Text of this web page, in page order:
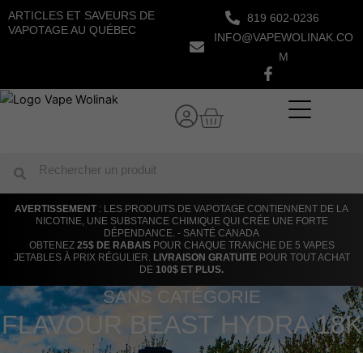
Aller
au
ARTICLES ET SAVEURS DE
VAPOTAGE AU QUÉBEC
819 602-0236
INFO@VAPEWOLINAK.CO
M
Panier
Rechercher
AVERTISSEMENT : LES PRODUITS DE VAPOTAGE CONTIENNENT DE LA
NICOTINE, UNE SUBSTANCE CHIMIQUE QUI CRÉE UNE FORTE
DÉPENDANCE. - SANTÉ CANADA
OBTENEZ 25$ DE RABAISPOUR CHAQUE TRANCHE DE 5 VAPES
JETABLES À PRIX RÉGULIER. LIVRAISON GRATUITEPOUR TOUT ACHAT
DE 100$ ET PLUS.
SANS CATÉGORIE
FLAVOUR BEAST HYDRA 18K